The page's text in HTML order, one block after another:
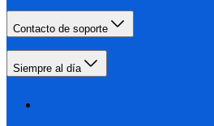
Contacto de soporte
Siempre al día